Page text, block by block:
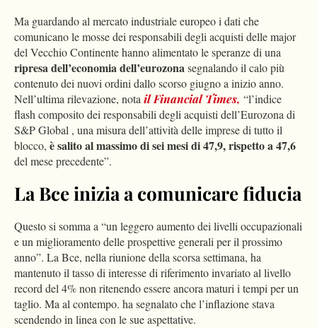
Ma guardando al mercato industriale europeo i dati che
comunicano le mosse dei responsabili degli acquisti delle major
del Vecchio Continente hanno alimentato le speranze di una
ripresa dell’economia dell’eurozonasegnalando il calo più
contenuto dei nuovi ordini dallo scorso giugno a inizio anno.
Nell’ultima rilevazione, notailFinancial Times, “l’indice
flash composito dei responsabili degli acquisti dell’Eurozona di
S&P Global , una misura dell’attività delle imprese di tutto il
blocco, è salito al massimo di sei mesi di 47,9, rispetto a 47,6
del mese precedente”.
La Bce inizia a comunicare fiducia
Questo si somma a “un leggero aumento dei livelli occupazionali
e un miglioramento delle prospettive generali per il prossimo
anno”. La Bce, nella riunione della scorsa settimana, ha
mantenuto il tasso di interesse di riferimento invariato al livello
record del 4% non ritenendo essere ancora maturi i tempi per un
taglio. Ma al contempo. ha segnalato che l’inflazione stava
scendendo in linea con le sue aspettative.